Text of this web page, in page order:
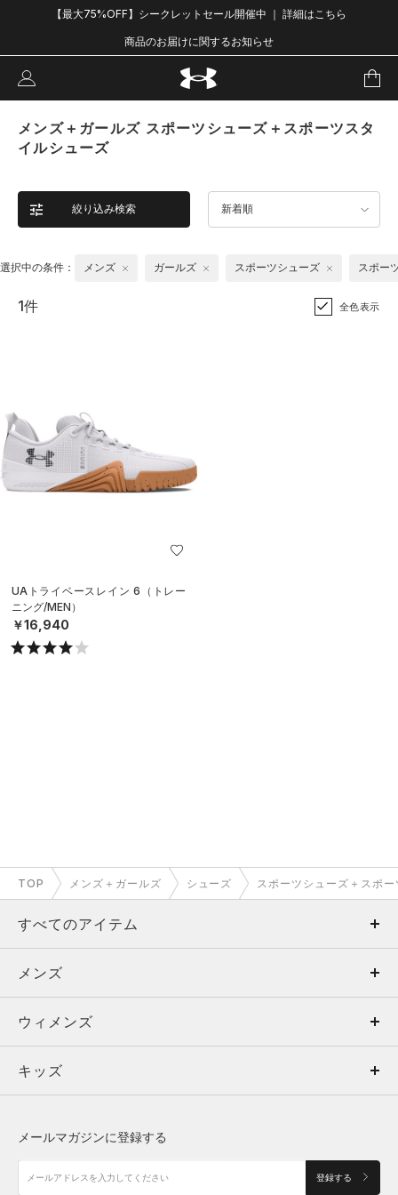
【最大75%OFF】シークレットセール開催中 ｜ 詳細はこちら
商品のお届けに関するお知らせ
メンズ＋ガールズ スポーツシューズ＋スポーツスタ
イルシューズ
絞り込み検索 新着順
選択中の条件： メンズ ガールズ スポーツシューズ スポー
1件 全色表示
UAトライベースレイン 6（トレー
ニング/MEN）
￥16,940
TOP メンズ＋ガールズ シューズ スポーツシューズ＋スポ
すべてのアイテム
メンズ
ウィメンズ
キッズ
アクセサリー
メンズ
トップス
ボトムス
アクセサリー
ウィメンズ
トップス
シューズ
キッズ
メールマガジンに登録する
登録する